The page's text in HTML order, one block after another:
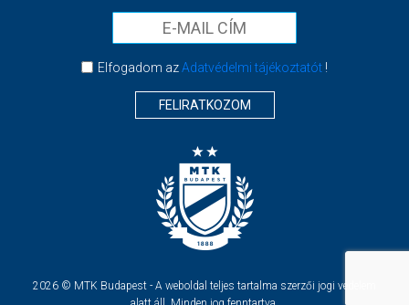
Elfogadom azAdatvédelmi tájékoztatót!
FELIRATKOZOM
2026 © MTK Budapest - A weboldal teljes tartalma szerzői jogi védelem